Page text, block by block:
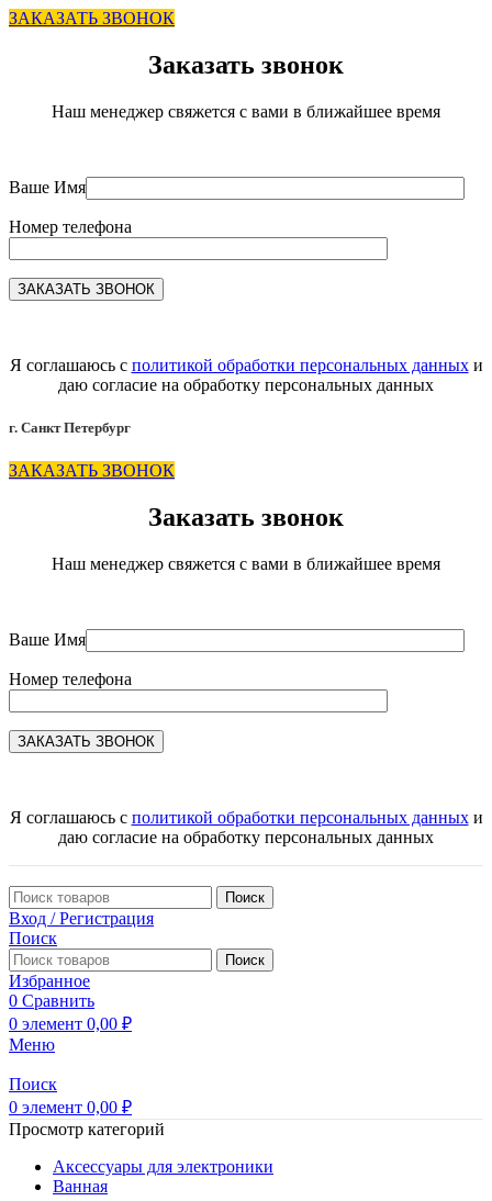
ЗАКАЗАТЬ ЗВОНОК
Заказать звонок
Наш менеджер свяжется с вами в ближайшее время
Ваше Имя
Номер телефона
Я соглашаюсь с политикой обработки персональных данныхи
даю согласие на обработку персональных данных
г. Санкт Петербург
ЗАКАЗАТЬ ЗВОНОК
Заказать звонок
Наш менеджер свяжется с вами в ближайшее время
Ваше Имя
Номер телефона
Я соглашаюсь с политикой обработки персональных данныхи
даю согласие на обработку персональных данных
Поиск
Вход / Регистрация
Поиск
Поиск
Избранное
0 Сравнить
0 элемент 0,00 ₽
Меню
Поиск
0 элемент 0,00 ₽
Просмотр категорий
Аксессуары для электроники
Ванная